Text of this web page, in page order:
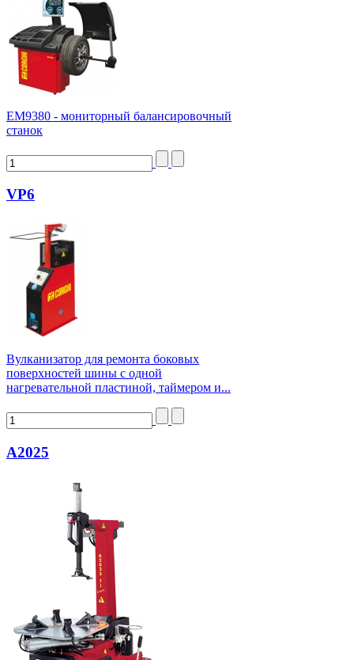
ЕМ9380 - мониторный балансировочный
станок
VP6
Вулканизатор для ремонта боковых
поверхностей шины с одной
нагревательной пластиной, таймером и...
А2025